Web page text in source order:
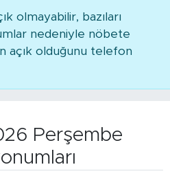
olmayabilir, bazıları
nedeniyle nöbete
açık olduğunu telefon
Perşembe